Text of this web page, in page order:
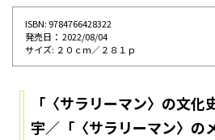
ISBN: 9784766428322
発売⽇： 2022/08/04
サイズ: ２０ｃｍ／２８１ｐ
「〈サラリーマン〉の文
宇／「〈サラリーマン〉の